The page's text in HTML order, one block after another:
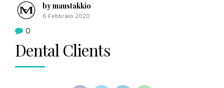
by maustakkio
6 Febbraio 2020
0
Dental Clients